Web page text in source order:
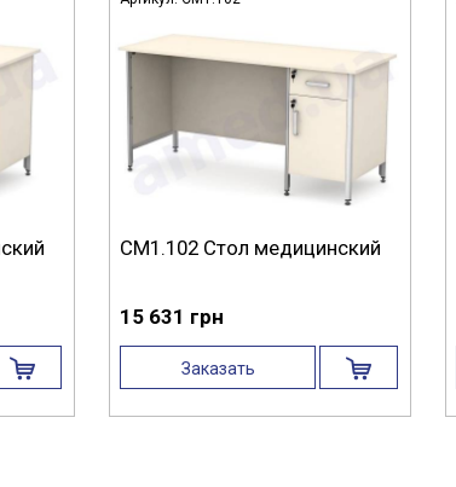
СМ1.102 Стол медицинский
15 631 грн
Заказать